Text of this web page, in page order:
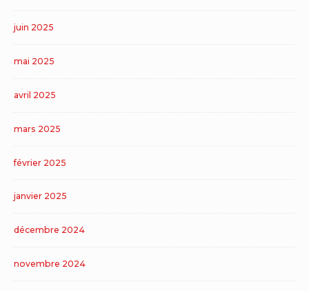
juin 2025
mai 2025
avril 2025
mars 2025
février 2025
janvier 2025
décembre 2024
novembre 2024